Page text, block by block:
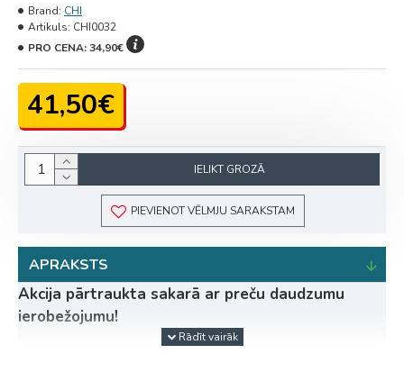
41,50€
Brand: CHI
Artikuls: CHI0032
PRO CENA:34,90€
IELIKT GROZĀ
PIEVIENOT VĒLMJU SARAKSTAM
APRAKSTS
Akcija pārtraukta sakarā ar preču daudzumu
ierobežojumu!
Zīdu saturošs mitrinošais šampuns, kas nodrošina